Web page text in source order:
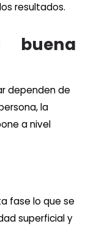
resultados.
buena
dependen de
la
a nivel
fase lo que se
superficial y